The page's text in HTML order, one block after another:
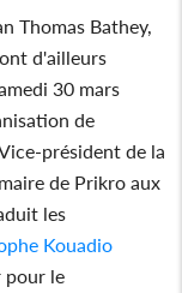
Thomas Bathey,
d'ailleurs
30 mars
de
président de la
de Prikro aux
les
Kouadio
pour le